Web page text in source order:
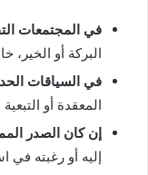
في المجتمعات
البركة أو الخير،
في السياقات
المعقدة أو
إن كان الصدر
إليه أو رغبته في